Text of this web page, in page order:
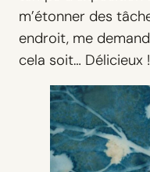
m’étonner des
endroit, me
cela soit… Délicieux !